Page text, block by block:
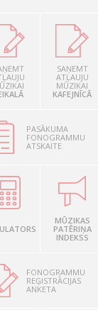
SAŅEMT
ATĻAUJU
MŪZIKAI
KAFEJNĪCĀ
PASĀKUMA
FONOGRAMMU
ATSKAITE
MŪZIKAS
PATĒRIŅA
INDEKSS
FONOGRAMMU
REĢISTRĀCIJAS
ANKETA